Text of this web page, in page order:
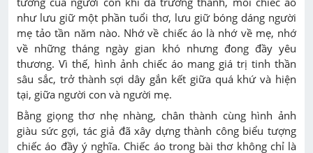
như lưu giữ một phần tuổi thơ, lưu giữ bóng dáng người
mẹ tảo tần năm nào. Nhớ về chiếc áo là nhớ về mẹ, nhớ
về những tháng ngày gian khó nhưng đong đầy yêu
thương. Vì thế, hình ảnh chiếc áo mang giá trị tinh thần
sâu sắc, trở thành sợi dây gắn kết giữa quá khứ và hiện
tại, giữa người con và người mẹ.
Bằng giọng thơ nhẹ nhàng, chân thành cùng hình ảnh
giàu sức gợi, tác giả đã xây dựng thành công biểu tượng
chiếc áo đầy ý nghĩa. Chiếc áo trong bài thơ không chỉ là